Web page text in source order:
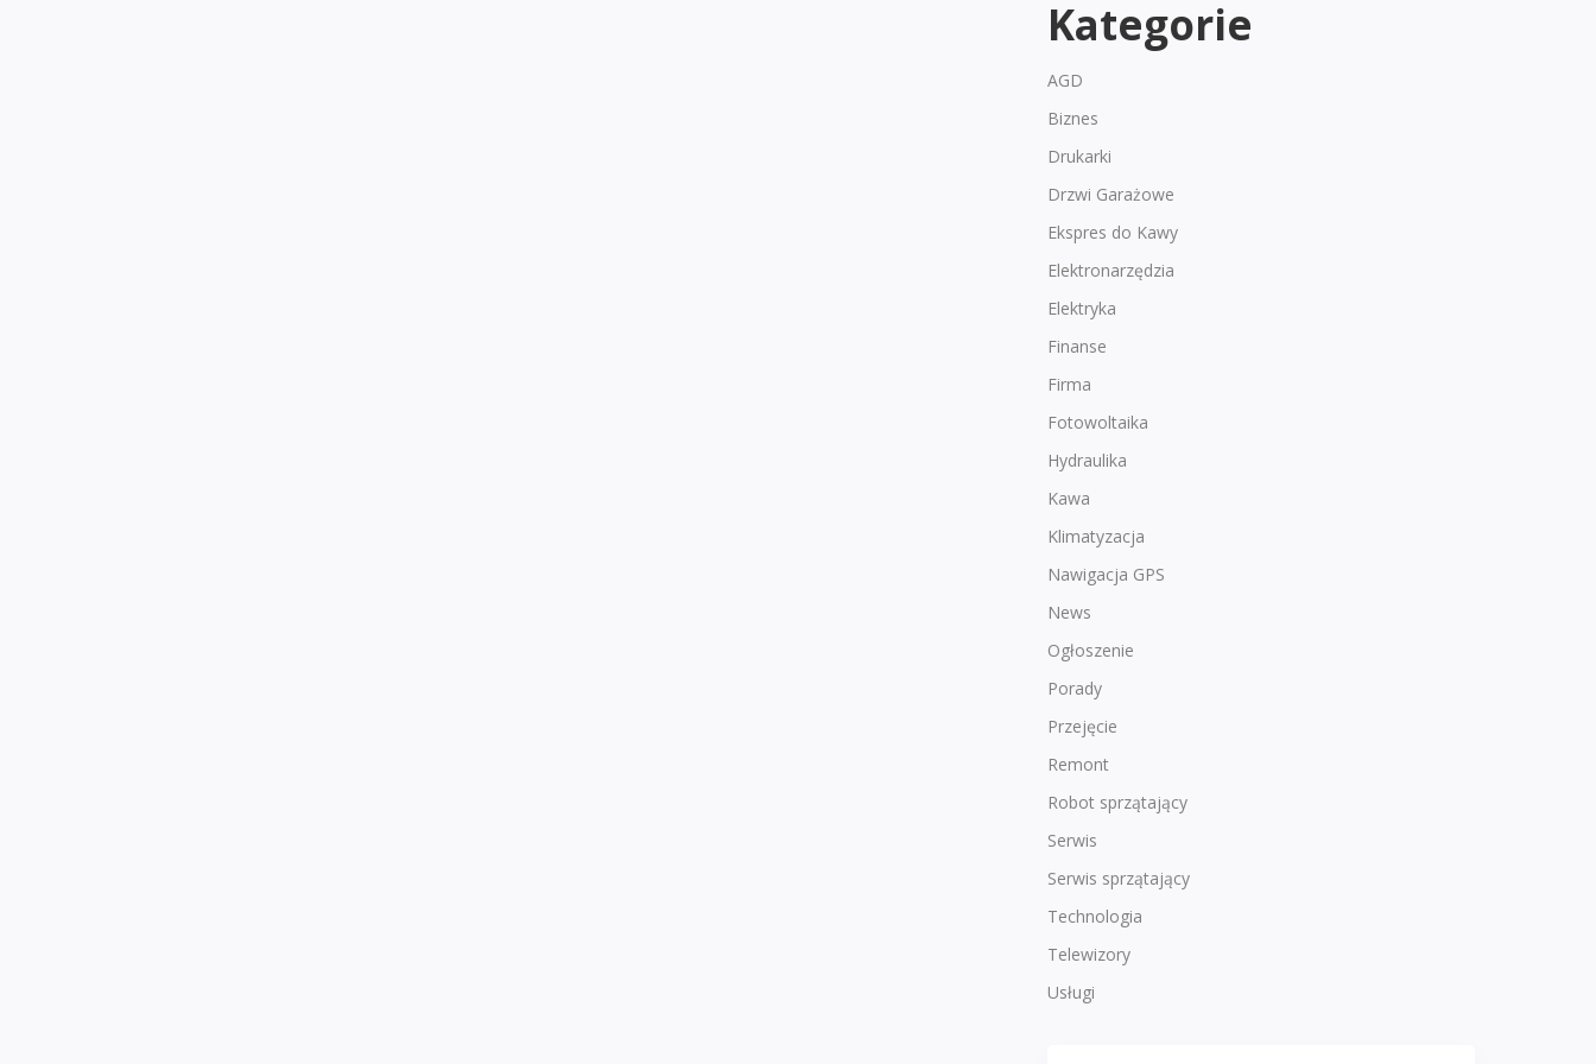
Kategorie
AGD
Biznes
Drukarki
Drzwi Garażowe
Ekspres do Kawy
Elektronarzędzia
Elektryka
Finanse
Firma
Fotowoltaika
Hydraulika
Kawa
Klimatyzacja
Nawigacja GPS
News
Ogłoszenie
Porady
Przejęcie
Remont
Robot sprzątający
Serwis
Serwis sprzątający
Technologia
Telewizory
Usługi